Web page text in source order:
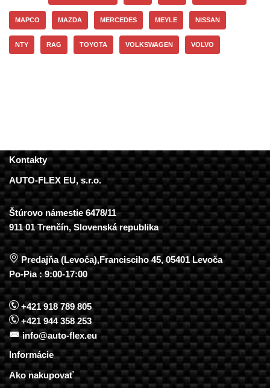
MAPCO MAZDA MERCEDES MEYLE NISSAN
NTY RAG TOYOTA VOLKSWAGEN VOLVO
Kontakty
AUTO-FLEX EU, s.r.o.
Štúrovo námestie 6478/11
911 01 Trenčín, Slovenská republika
Predajňa (Levoča),Francisciho 45, 05401 Levoča
Po-Pia : 9:00-17:00
+421 918 789 805
+421 944 358 253
info@auto-flex.eu
Informácie
Ako nakupovať